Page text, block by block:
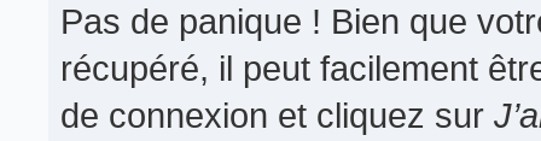
Pas de panique ! Bien que
récupéré, il peut facilement
de connexion et cliquez sur